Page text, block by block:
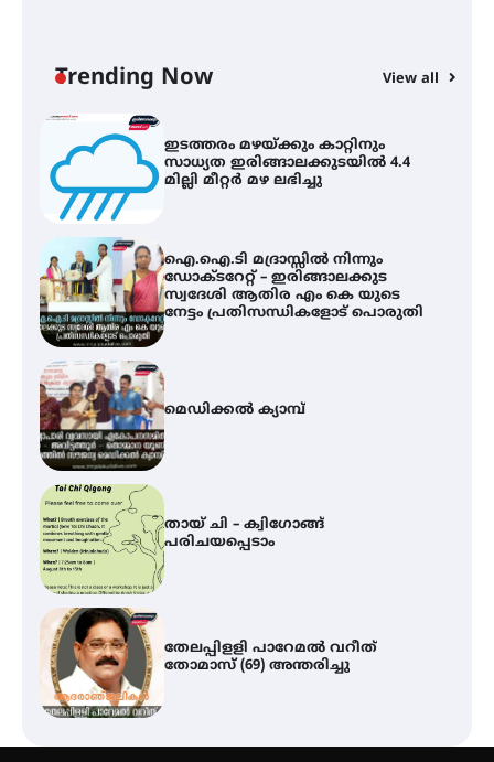
Trending Now View all
ഇടത്തരം മഴയ്ക്കും കാറ്റിനും
സാധ്യത ഇരിങ്ങാലക്കുടയിൽ 4.4
മില്ലി മീറ്റർ മഴ ലഭിച്ചു
ഐ.ഐ.ടി മദ്രാസ്സിൽ നിന്നും
ഡോക്ടറേറ്റ് – ഇരിങ്ങാലക്കുട
സ്വദേശി ആതിര എം കെ യുടെ
നേട്ടം പ്രതിസന്ധികളോട് പൊരുതി
മെഡിക്കൽ ക്യാമ്പ്
തായ് ചി – ക്വിഗോങ്ങ്
പരിചയപ്പെടാം
തേലപ്പിളളി പാറേമൽ വറീത്
തോമാസ് (69) അന്തരിച്ചു